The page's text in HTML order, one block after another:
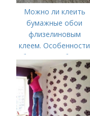
Можно ли клеить
бумажные обои
флизелиновым
клеем. Особенности
бумажных обоев и
тонкости работы с
ними